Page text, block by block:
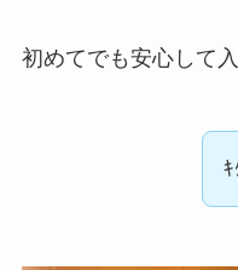
初めてでも安心して